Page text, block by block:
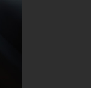
Sản Nhà
nhân
nhiều
nghi vấn,